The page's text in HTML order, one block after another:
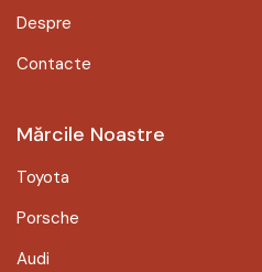
Despre
Contacte
Mărcile Noastre
Toyota
Porsche
Audi